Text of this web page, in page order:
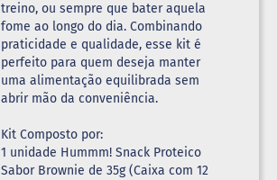
treino, ou sempre que bater aquela
fome ao longo do dia. Combinando
praticidade e qualidade, esse kit é
perfeito para quem deseja manter
uma alimentação equilibrada sem
abrir mão da conveniência.
Kit Composto por:
1 unidade Hummm! Snack Proteico
Sabor Brownie de 35g (Caixa com 12